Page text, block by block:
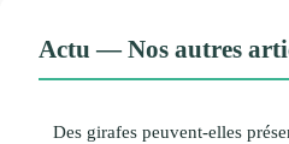
Actu — Nos autres
Des girafes peuvent-elles